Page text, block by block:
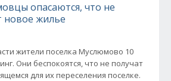
опасаются, что не
новое жилье
жители поселка Муслюмово 10
Они беспокоятся, что не получат
для их переселения поселке.